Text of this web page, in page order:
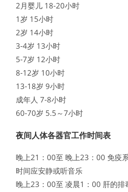
2月婴儿 18-20小时
1岁 15小时
2岁 14小时
3-4岁 13小时
5-7岁 12小时
8-12岁 10小时
13-18岁 9小时
成年人 7-8小时
60-70岁 5.5～7小时
夜间人体各器官工作时间表
晚上21：00至 晚上23：00 免疫
时间应安静或听音乐
晚上23：00至 凌晨1：00 肝的排